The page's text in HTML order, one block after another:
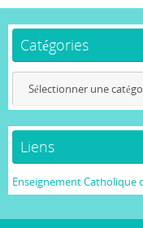
Catégories
Liens
Enseignement Catholique